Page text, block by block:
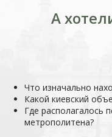
А
Что изначально
Какой киевский
Где располагалось
метрополитена?